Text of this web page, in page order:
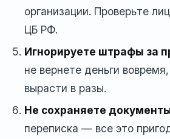
организации. Проверьте
ЦБ РФ.
Игнорируете штрафы за
не вернете деньги
вырасти в разы.
Не сохраняете
переписка — все это